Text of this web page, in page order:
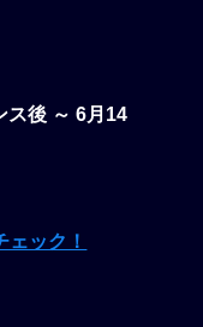
ス後 ～ 6月14
ェック！